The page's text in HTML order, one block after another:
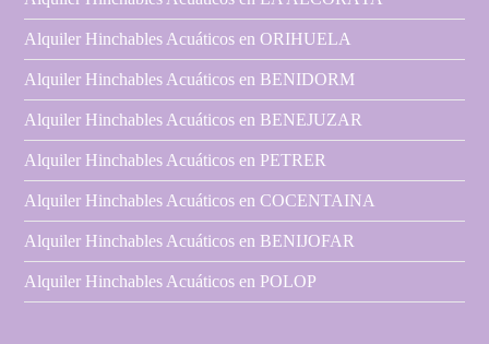
Alquiler Hinchables Acuáticos en ORIHUELA
Alquiler Hinchables Acuáticos en BENIDORM
Alquiler Hinchables Acuáticos en BENEJUZAR
Alquiler Hinchables Acuáticos en PETRER
Alquiler Hinchables Acuáticos en COCENTAINA
Alquiler Hinchables Acuáticos en BENIJOFAR
Alquiler Hinchables Acuáticos en POLOP